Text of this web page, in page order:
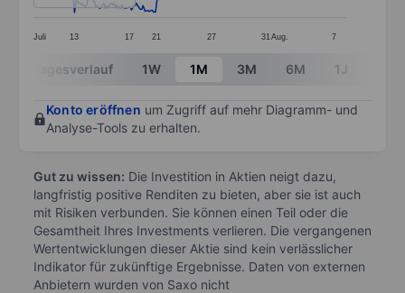
Juli 13 17 21 27 31 Aug. 7
End of interactive chart.
Tagesverlauf 1W 1M 3M 6M 1J
Konto eröffnen um Zugriff auf mehr Diagramm- und
Analyse-Tools zu erhalten.
Gut zu wissen: Die Investition in Aktien neigt dazu,
langfristig positive Renditen zu bieten, aber sie ist auch
mit Risiken verbunden. Sie können einen Teil oder die
Gesamtheit Ihres Investments verlieren. Die vergangenen
Wertentwicklungen dieser Aktie sind kein verlässlicher
Indikator für zukünftige Ergebnisse. Daten von externen
Anbietern wurden von Saxo nicht